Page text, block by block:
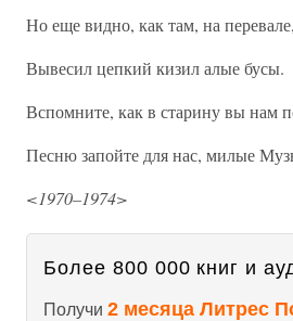
Но еще видно, как там, на перевале,
Вывесил цепкий кизил алые бусы.
Вспомните, как в старину вы нам
Песню запойте для нас, милые
<1970–1974>
Более 800 000 книг и
Получи 2 месяца Литрес